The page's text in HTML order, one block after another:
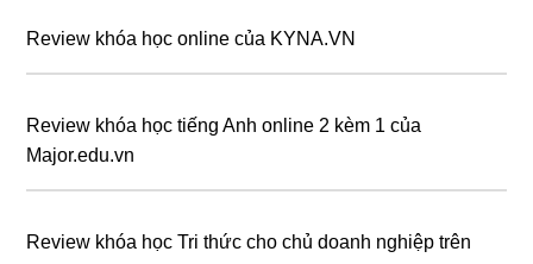
Review khóa học online của KYNA.VN
Review khóa học tiếng Anh online 2 kèm 1 của
Major.edu.vn
Review khóa học Tri thức cho chủ doanh nghiệp trên